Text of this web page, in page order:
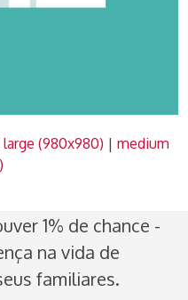
large (980x980) |medium
1% de chance -
na vida de
familiares.